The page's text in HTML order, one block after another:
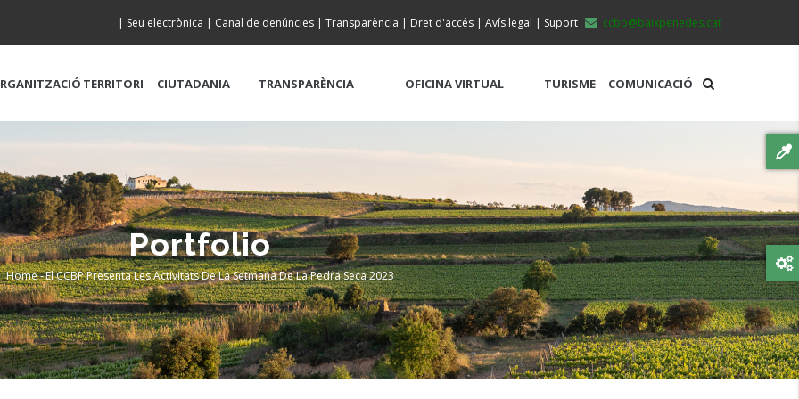
ccbp@baixpenedes.cat
| Seu electrònica | Canal de denúncies | Transparència | Dret d'accés | Avís legal | Suport
TERRITORI CIUTADANIA TRANSPARÈNCIA OFICINA VIRTUAL TURISME COMUNICACIÓ
Portfolio
Breadcrumb
Home-El CCBP Presenta Les Activitats De La Setmana De La Pedra Seca 2023